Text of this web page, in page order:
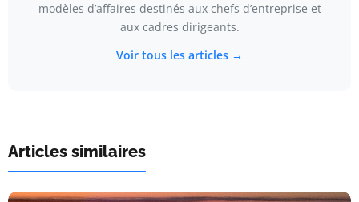
modèles d’affaires destinés aux chefs d’entreprise et
aux cadres dirigeants.
Voir tous les articles →
Articles similaires